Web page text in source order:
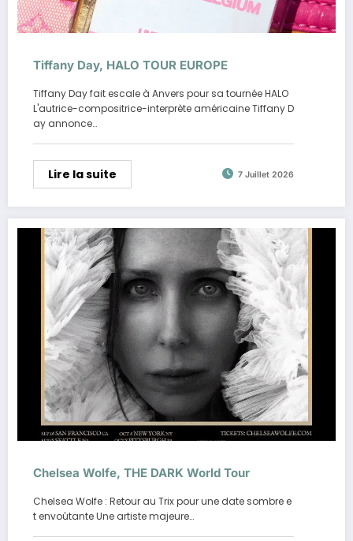
Tiffany Day, HALO TOUR EUROPE
Tiffany Day fait escale à Anvers pour sa tournée HALO
L'autrice-compositrice-interprète américaine Tiffany D
ay annonce…
Lire la suite 7 Juillet 2026
Chelsea Wolfe, THE DARK World Tour
Chelsea Wolfe : Retour au Trix pour une date sombre e
t envoûtante Une artiste majeure…